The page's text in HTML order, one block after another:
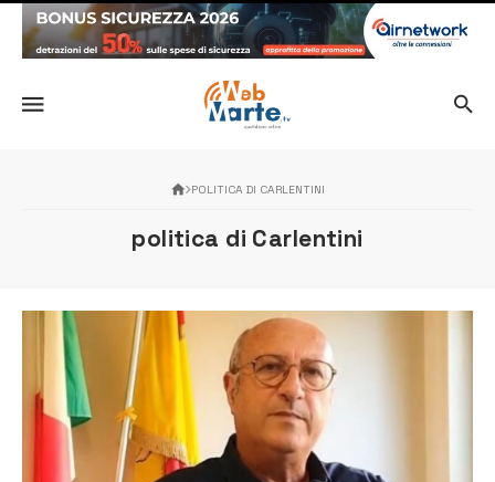
POLITICA DI CARLENTINI
politica di Carlentini